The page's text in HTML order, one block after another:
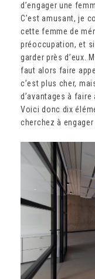
d’engager une
C’est amusant, je
cette femme de
préoccupation, et
garder près d’eux.
faut alors faire
c’est plus cher,
d’avantages à
Voici donc dix
cherchez à